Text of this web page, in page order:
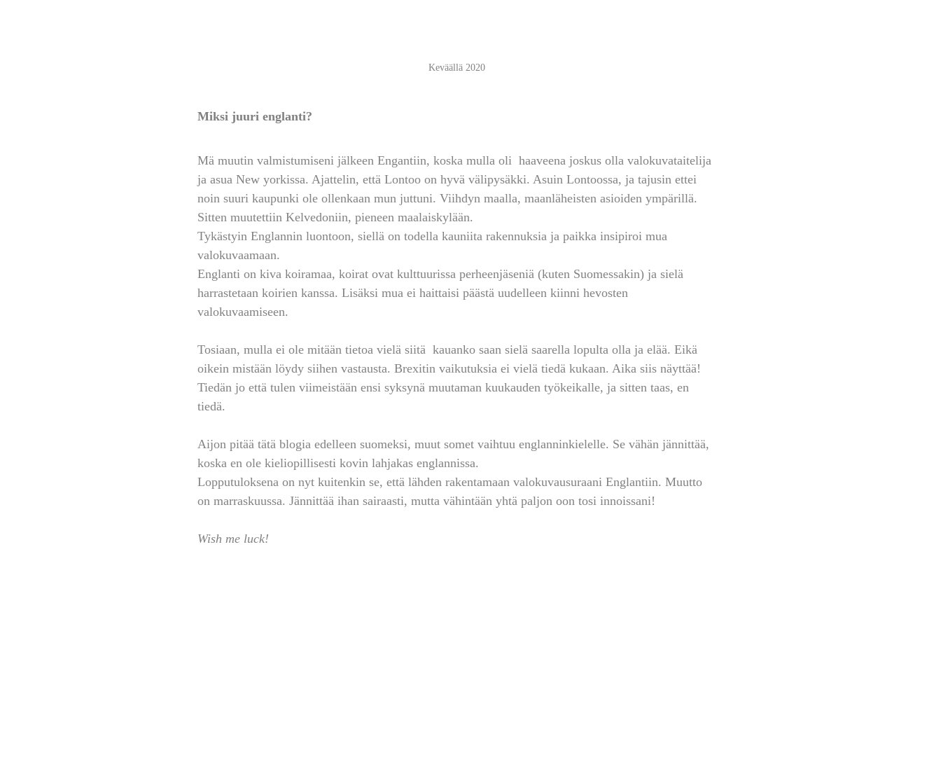
Keväällä 2020
Miksi juuri englanti?
Mä muutin valmistumiseni jälkeen Engantiin, koska mulla oli  haaveena joskus olla valokuvataitelija
ja asua New yorkissa. Ajattelin, että Lontoo on hyvä välipysäkki. Asuin Lontoossa, ja tajusin ettei
noin suuri kaupunki ole ollenkaan mun juttuni. Viihdyn maalla, maanläheisten asioiden ympärillä.
Sitten muutettiin Kelvedoniin, pieneen maalaiskylään.
Tykästyin Englannin luontoon, siellä on todella kauniita rakennuksia ja paikka insipiroi mua
valokuvaamaan.
Englanti on kiva koiramaa, koirat ovat kulttuurissa perheenjäseniä (kuten Suomessakin) ja sielä
harrastetaan koirien kanssa. Lisäksi mua ei haittaisi päästä uudelleen kiinni hevosten
valokuvaamiseen.
Tosiaan, mulla ei ole mitään tietoa vielä siitä  kauanko saan sielä saarella lopulta olla ja elää. Eikä
oikein mistään löydy siihen vastausta. Brexitin vaikutuksia ei vielä tiedä kukaan. Aika siis näyttää!
Tiedän jo että tulen viimeistään ensi syksynä muutaman kuukauden työkeikalle, ja sitten taas, en
tiedä.
Aijon pitää tätä blogia edelleen suomeksi, muut somet vaihtuu englanninkielelle. Se vähän jännittää,
koska en ole kieliopillisesti kovin lahjakas englannissa.
Lopputuloksena on nyt kuitenkin se, että lähden rakentamaan valokuvausuraani Englantiin. Muutto
on marraskuussa. Jännittää ihan sairaasti, mutta vähintään yhtä paljon oon tosi innoissani!
Wish me luck!